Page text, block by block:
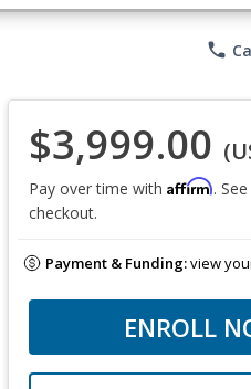
phone
$3,999.00
Pay over time with Affirm.
checkout.
Payment & Funding:view
ENROLL